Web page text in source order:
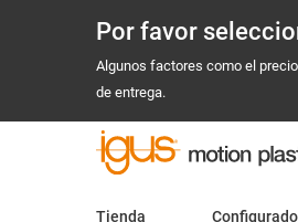
Por favor
Algunos factores como el
de entrega.
Tienda